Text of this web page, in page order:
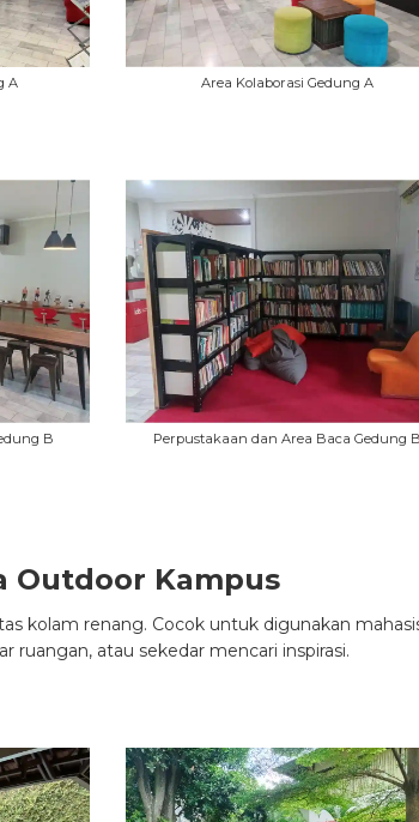
A Area Kolaborasi Gedung A
B Perpustakaan dan Area Baca Gedung B
Outdoor Kampus
kolam renang. Cocok untuk digunakan
ruangan, atau sekedar mencari inspirasi.